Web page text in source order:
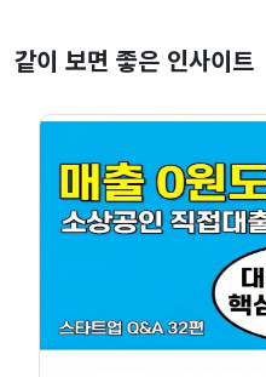
같이 보면 좋은 인사이트